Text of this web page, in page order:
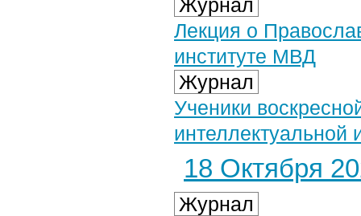
Журнал
Лекция о
институте МВД
Журнал
Ученики
интеллектуальной
18 Октября
Журнал